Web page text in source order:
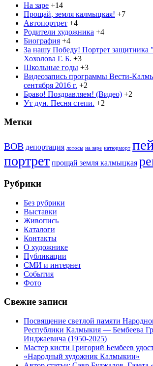
На заре +14
Прощай, земля калмыцкая! +7
Автопортрет +4
Родители художника +4
Биография +4
За нашу Победу! Портрет защитника
Хохолова Г. Б. +3
Школьные годы +3
Видеозапись программы Вести-
сентября 2016 г. +2
Браво! Поздравляем! (Видео) +2
Ут дун. Песня степи. +2
Метки
ВОВ депортация лотосы на заре натюрморт
портрет прощай земля калмыцкая
Рубрики
Без рубрики
Выставки
Живопись
Каталоги
Контакты
О художнике
Публикации
СМИ и интернет
События
Фото
Свежие записи
Посвящение светлой памяти
Республики Калмыкия — Бембеева
Инджаевича (1950-2025)
Мастер кисти Григорий Бембеев
«Народный художник Калмыкии»